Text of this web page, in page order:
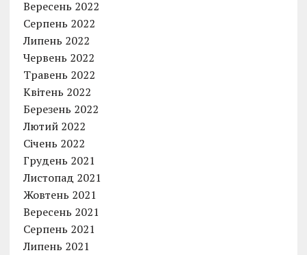
Вересень 2022
Серпень 2022
Липень 2022
Червень 2022
Травень 2022
Квітень 2022
Березень 2022
Лютий 2022
Січень 2022
Грудень 2021
Листопад 2021
Жовтень 2021
Вересень 2021
Серпень 2021
Липень 2021